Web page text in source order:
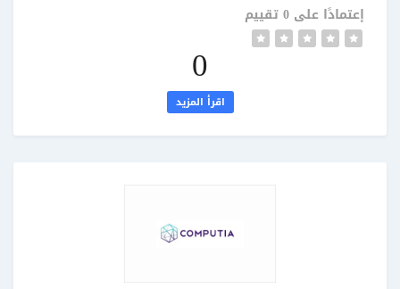
إعتمادًا على 0 تقييم
0
اقرأ المزيد